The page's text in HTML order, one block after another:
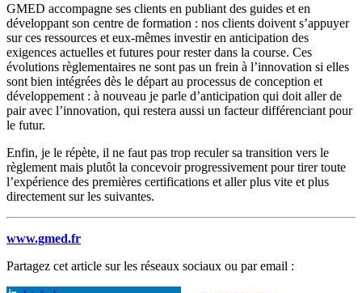
GMED accompagne ses clients en publiant des guides et en
développant son centre de formation : nos clients doivent s’appuyer
sur ces ressources et eux-mêmes investir en anticipation des
exigences actuelles et futures pour rester dans la course. Ces
évolutions règlementaires ne sont pas un frein à l’innovation si elles
sont bien intégrées dès le départ au processus de conception et
développement : à nouveau je parle d’anticipation qui doit aller de
pair avec l’innovation, qui restera aussi un facteur différenciant pour
le futur.
Enfin, je le répète, il ne faut pas trop reculer sa transition vers le
règlement mais plutôt la concevoir progressivement pour tirer toute
l’expérience des premières certifications et aller plus vite et plus
directement sur les suivantes.
www.gmed.fr
Partagez cet article sur les réseaux sociaux ou par email :